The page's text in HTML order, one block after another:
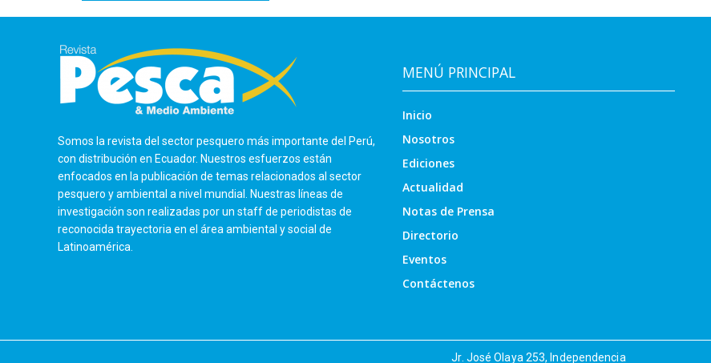
Somos la revista del sector pesquero más importante del Perú,
con distribución en Ecuador. Nuestros esfuerzos están
enfocados en la publicación de temas relacionados al sector
pesquero y ambiental a nivel mundial. Nuestras líneas de
investigación son realizadas por un staff de periodistas de
reconocida trayectoria en el área ambiental y social de
Latinoamérica.
MENÚ PRINCIPAL
Inicio
Nosotros
Ediciones
Actualidad
Notas de Prensa
Directorio
Eventos
Contáctenos
Jr. José Olaya 253, Independencia